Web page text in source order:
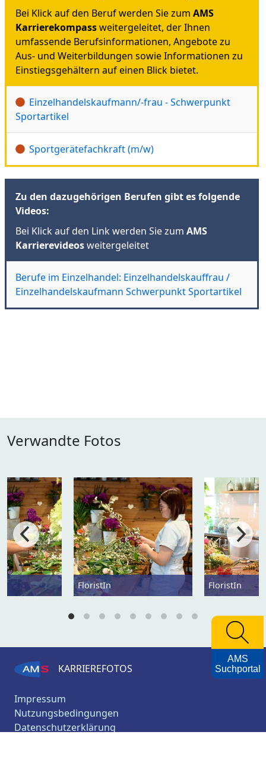
Bei Klick auf den Beruf werden Sie zum AMS
Karrierekompassweitergeleitet, der Ihnen
umfassende Berufsinformationen, Angebote zu
Aus- und Weiterbildungen sowie Informationen zu
Einstiegsgehältern auf einen Blick bietet.
Einzelhandelskaufmann/-frau - Schwerpunkt
Sportartikel
Sportgerätefachkraft (m/w)
Zu den dazugehörigen Berufen gibt es folgende
Videos:
Bei Klick auf den Link werden Sie zum AMS
Karrierevideosweitergeleitet
Berufe im Einzelhandel: Einzelhandelskauffrau /
Einzelhandelskaufmann Schwerpunkt Sportartikel
Verwandte Fotos
FloristIn FloristIn
KARRIEREFOTOS
Impressum
Nutzungsbedingungen
Datenschutzerklärung
AMS
Suchportal